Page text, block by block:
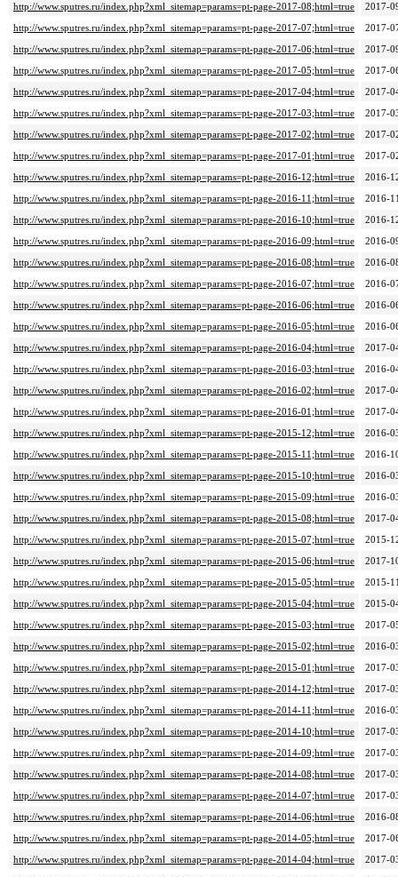
http://www.sputres.ru/index.php?xml_sitemap=params=pt-page-2017-08;html=true
2017-
http://www.sputres.ru/index.php?xml_sitemap=params=pt-page-2017-07;html=true
2017-
http://www.sputres.ru/index.php?xml_sitemap=params=pt-page-2017-06;html=true
2017-
http://www.sputres.ru/index.php?xml_sitemap=params=pt-page-2017-05;html=true
2017-
http://www.sputres.ru/index.php?xml_sitemap=params=pt-page-2017-04;html=true
2017-
http://www.sputres.ru/index.php?xml_sitemap=params=pt-page-2017-03;html=true
2017-
http://www.sputres.ru/index.php?xml_sitemap=params=pt-page-2017-02;html=true
2017-
http://www.sputres.ru/index.php?xml_sitemap=params=pt-page-2017-01;html=true
2017-
http://www.sputres.ru/index.php?xml_sitemap=params=pt-page-2016-12;html=true
2016-
http://www.sputres.ru/index.php?xml_sitemap=params=pt-page-2016-11;html=true
2016-
http://www.sputres.ru/index.php?xml_sitemap=params=pt-page-2016-10;html=true
2016-
http://www.sputres.ru/index.php?xml_sitemap=params=pt-page-2016-09;html=true
2016-
http://www.sputres.ru/index.php?xml_sitemap=params=pt-page-2016-08;html=true
2016-
http://www.sputres.ru/index.php?xml_sitemap=params=pt-page-2016-07;html=true
2016-
http://www.sputres.ru/index.php?xml_sitemap=params=pt-page-2016-06;html=true
2016-
http://www.sputres.ru/index.php?xml_sitemap=params=pt-page-2016-05;html=true
2016-
http://www.sputres.ru/index.php?xml_sitemap=params=pt-page-2016-04;html=true
2017-
http://www.sputres.ru/index.php?xml_sitemap=params=pt-page-2016-03;html=true
2016-
http://www.sputres.ru/index.php?xml_sitemap=params=pt-page-2016-02;html=true
2017-
http://www.sputres.ru/index.php?xml_sitemap=params=pt-page-2016-01;html=true
2017-
http://www.sputres.ru/index.php?xml_sitemap=params=pt-page-2015-12;html=true
2016-
http://www.sputres.ru/index.php?xml_sitemap=params=pt-page-2015-11;html=true
2016-
http://www.sputres.ru/index.php?xml_sitemap=params=pt-page-2015-10;html=true
2016-
http://www.sputres.ru/index.php?xml_sitemap=params=pt-page-2015-09;html=true
2016-
http://www.sputres.ru/index.php?xml_sitemap=params=pt-page-2015-08;html=true
2017-
http://www.sputres.ru/index.php?xml_sitemap=params=pt-page-2015-07;html=true
2015-
http://www.sputres.ru/index.php?xml_sitemap=params=pt-page-2015-06;html=true
2017-
http://www.sputres.ru/index.php?xml_sitemap=params=pt-page-2015-05;html=true
2015-
http://www.sputres.ru/index.php?xml_sitemap=params=pt-page-2015-04;html=true
2015-
http://www.sputres.ru/index.php?xml_sitemap=params=pt-page-2015-03;html=true
2017-
http://www.sputres.ru/index.php?xml_sitemap=params=pt-page-2015-02;html=true
2016-
http://www.sputres.ru/index.php?xml_sitemap=params=pt-page-2015-01;html=true
2017-
http://www.sputres.ru/index.php?xml_sitemap=params=pt-page-2014-12;html=true
2017-
http://www.sputres.ru/index.php?xml_sitemap=params=pt-page-2014-11;html=true
2016-
http://www.sputres.ru/index.php?xml_sitemap=params=pt-page-2014-10;html=true
2017-
http://www.sputres.ru/index.php?xml_sitemap=params=pt-page-2014-09;html=true
2017-
http://www.sputres.ru/index.php?xml_sitemap=params=pt-page-2014-08;html=true
2017-
http://www.sputres.ru/index.php?xml_sitemap=params=pt-page-2014-07;html=true
2017-
http://www.sputres.ru/index.php?xml_sitemap=params=pt-page-2014-06;html=true
2016-
http://www.sputres.ru/index.php?xml_sitemap=params=pt-page-2014-05;html=true
2017-
http://www.sputres.ru/index.php?xml_sitemap=params=pt-page-2014-04;html=true
2017-